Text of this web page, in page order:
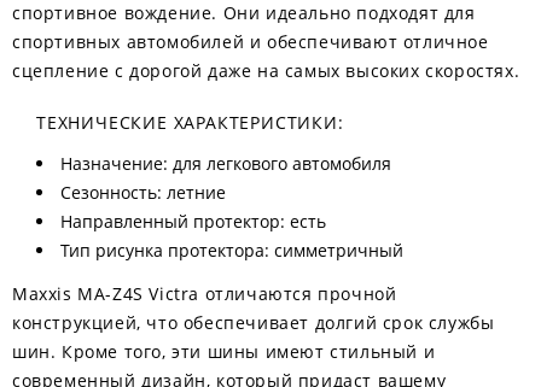
спортивное вождение. Они идеально подходят для
спортивных автомобилей и обеспечивают отличное
сцепление с дорогой даже на самых высоких скоростях.
ТЕХНИЧЕСКИЕ ХАРАКТЕРИСТИКИ:
Назначение: для легкового автомобиля
Сезонность: летние
Направленный протектор: есть
Тип рисунка протектора: симметричный
Maxxis MA-Z4S Victra отличаются прочной
конструкцией, что обеспечивает долгий срок службы
шин. Кроме того, эти шины имеют стильный и
современный дизайн, который придаст вашему